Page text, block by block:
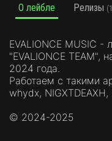
О лейбле Релизы
EVALIONCE MUSIC -
"EVALIONCE TEAM",
2024 года.
Работаем с такими
whydx,
©️ 2024-2025